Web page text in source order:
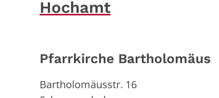
Hochamt
Pfarrkirche Bartholomäus
Bartholomäusstr. 16